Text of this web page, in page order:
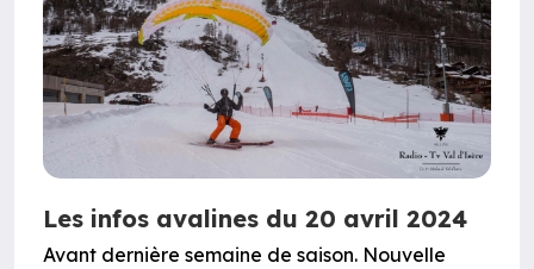
Les infos avalines du 20 avril 2024
Avant dernière semaine de saison. Nouvelle